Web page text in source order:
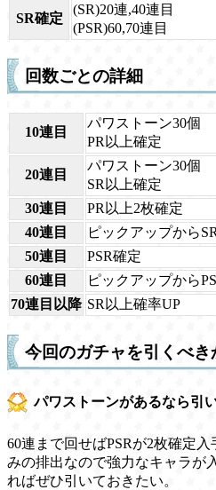
SR確定
(SR)20連,40連目
(PSR)60,70連目
回数ごとの詳細
10連目
パワストーン30個
PR以上確定
20連目
パワストーン30個
SR以上確定
30連目
PR以上2枚確定
40連目
ピックアップから
50連目
PSR確定
60連目
ピックアップから
70連目以降 SR以上確率UP
今回のガチャを引くべき
パワストーンがあるなら引
60連まで回せばPSRが2枚確定
みの排出なので強力なキャラが
ればぜひ引いておきたい。